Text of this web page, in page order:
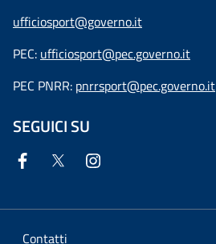
ufficiosport@governo.it
PEC: ufficiosport@pec.governo.it
PEC PNRR: pnrrsport@pec.governo.it
SEGUICI SU
Contatti